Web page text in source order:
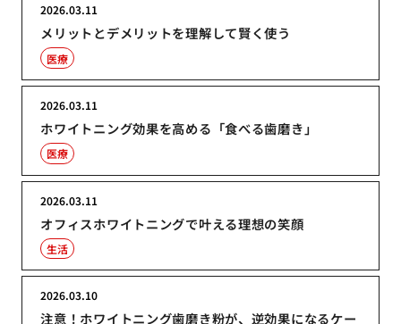
メリットとデメリットを理解して賢く使う
2026.03.11
医療
ホワイトニング効果を高める「食べる歯磨き」
2026.03.11
医療
オフィスホワイトニングで叶える理想の笑顔
2026.03.11
生活
注意！ホワイトニング歯磨き粉が、逆効果になるケー
2026.03.10